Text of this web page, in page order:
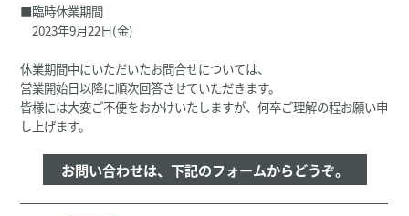
■臨時休業期間
2023年9月22日(金)
休業期間中にいただいたお問合せについては、
営業開始日以降に順次回答させていただきます。
皆様には大変ご不便をおかけいたしますが、何卒ご理解の程お願い申
し上げます。
お問い合わせは、下記のフォームからどうぞ。